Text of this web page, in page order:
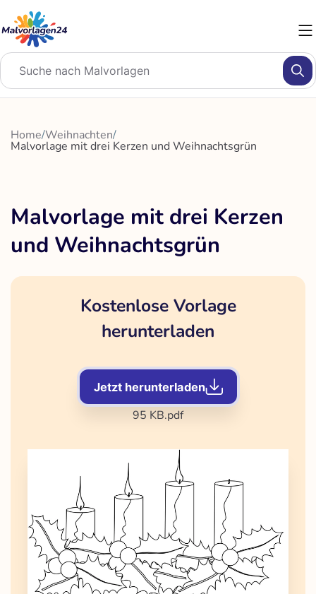
Inhalt
springen
Home/Weihnachten/
Malvorlage mit drei Kerzen und Weihnachtsgrün
Malvorlage mit drei Kerzen
und Weihnachtsgrün
Kostenlose Vorlage
herunterladen
Jetzt herunterladen
95 KB.pdf